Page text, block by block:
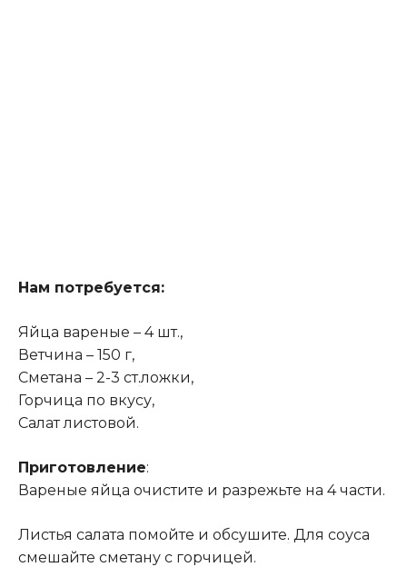
Нам потребуется:
Яйца вареные – 4 шт.,
Ветчина – 150 г,
Сметана – 2-3 ст.ложки,
Горчица по вкусу,
Салат листовой.
Приготовление:
Вареные яйца очистите и разрежьте на 4 части.
Листья салата помойте и обсушите. Для соуса
смешайте сметану с горчицей.